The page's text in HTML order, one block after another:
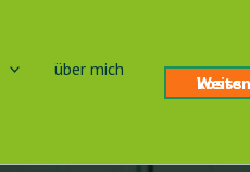
über mich
kostenfreies Erstgespräch mit Martin Weiss